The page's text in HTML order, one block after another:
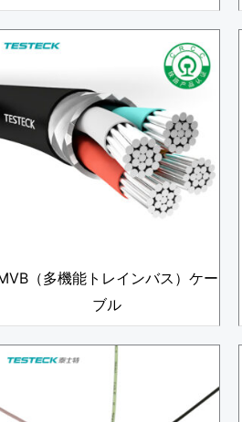
（多機能トレインバス）ケー
ブル